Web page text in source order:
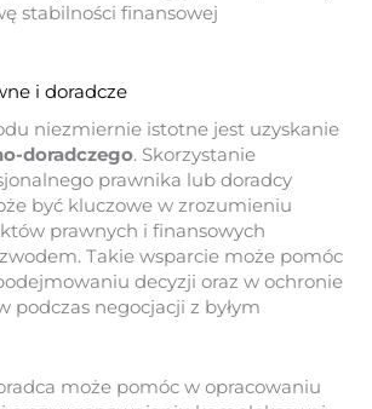
stabilności finansowej
i doradcze
niezmiernie istotne jest uzyskanie
doradczego. Skorzystanie
prawnika lub doradcy
być kluczowe w zrozumieniu
prawnych i finansowych
Takie wsparcie może pomóc
decyzji oraz w ochronie
podczas negocjacji z byłym
może pomóc w opracowaniu